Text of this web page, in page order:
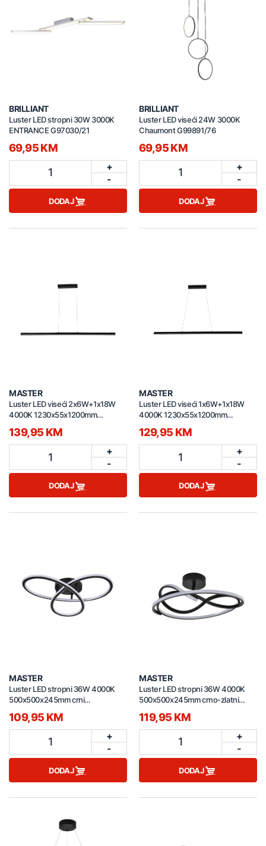
BRILLIANT
Luster LED stropni 30W 3000K
ENTRANCE G97030/21
69,95 KM
1
+
-
DODAJ
BRILLIANT
Luster LED viseći 24W 3000K
Chaumont G99891/76
69,95 KM
1
+
-
DODAJ
MASTER
Luster LED viseći 2x6W+1x18W
4000K 1230x55x1200mm
139,95 KM
1
+
-
DODAJ
MASTER
Luster LED viseći 1x6W+1x18W
4000K 1230x55x1200mm
129,95 KM
1
+
-
DODAJ
MASTER
Luster LED stropni 36W 4000K
500x500x245mm crni
109,95 KM
1
+
-
DODAJ
MASTER
Luster LED stropni 36W 4000K
500x500x245mm crno-zlatni
119,95 KM
1
+
-
DODAJ